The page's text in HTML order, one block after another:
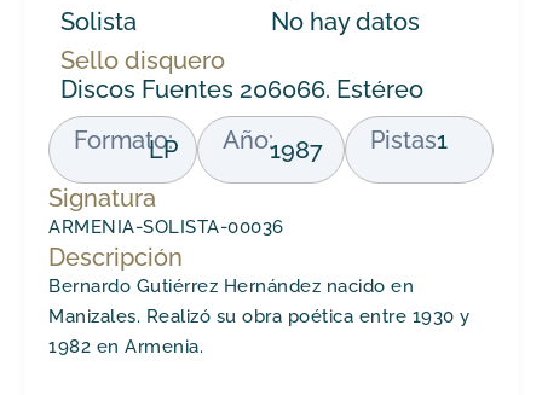
Solista
No hay datos
Sello disquero
Discos Fuentes 206066. Estéreo
Formato:
LP Año:1987 Pistas1
Signatura
ARMENIA-SOLISTA-00036
Descripción
Bernardo Gutiérrez Hernández nacido en
Manizales. Realizó su obra poética entre 1930 y
1982 en Armenia.